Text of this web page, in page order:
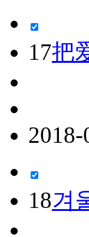
17把
2018-
18겨